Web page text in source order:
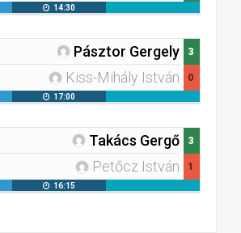
14:30
Pásztor Gergely
Kiss-Mihály István
3
0
17:00
Takács Gergő
Petőcz István
3
1
16:15